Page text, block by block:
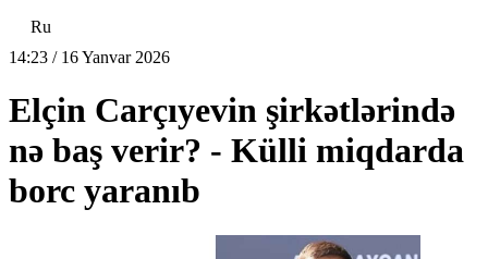
Ru
14:23 / 16 Yanvar 2026
Elçin Carçıyevin şirkətlərində
nə baş verir? - Külli miqdarda
borc yaranıb